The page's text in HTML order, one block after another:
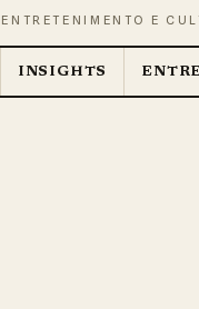
E
INSIGHTS